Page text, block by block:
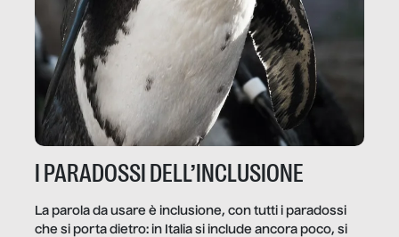
I PARADOSSI DELL’INCLUSIONE
La parola da usare è inclusione, con tutti i paradossi
che si porta dietro: in Italia si include ancora poco, si